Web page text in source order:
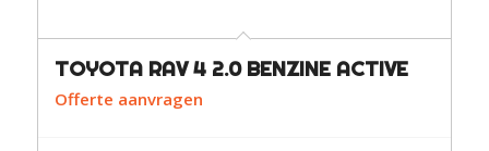
TOYOTA RAV 4 2.0 BENZINE ACTIVE
Offerte aanvragen